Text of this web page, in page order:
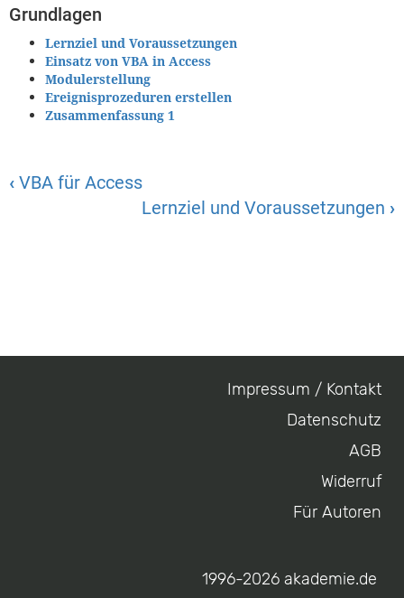
Grundlagen
Lernziel und Voraussetzungen
Einsatz von VBA in Access
Modulerstellung
Ereignisprozeduren erstellen
Zusammenfassung 1
‹ VBA für Access
Lernziel und Voraussetzungen ›
Impressum / Kontakt
Datenschutz
AGB
Widerruf
Für Autoren
1996-2026 akademie.de